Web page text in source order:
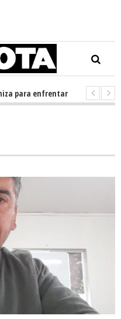
para enfrentar los impactos